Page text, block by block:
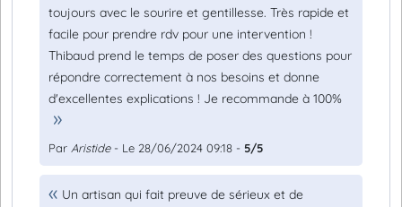
toujours avec le sourire et gentillesse. Très rapide et
facile pour prendre rdv pour une intervention !
Thibaud prend le temps de poser des questions pour
répondre correctement à nos besoins et donne
d'excellentes explications ! Je recommande à 100%
Par Aristide- Le 28/06/2024 09:18 - 5/5
Un artisan qui fait preuve de sérieux et de